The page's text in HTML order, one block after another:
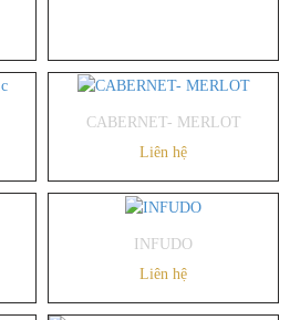
CABERNET- MERLOT
Liên hệ
INFUDO
Liên hệ